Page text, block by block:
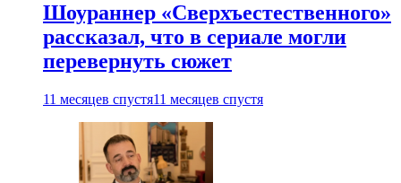
Шоураннер «Сверхъестественного»
рассказал, что в сериале могли
перевернуть сюжет
11 месяцев спустя11 месяцев спустя